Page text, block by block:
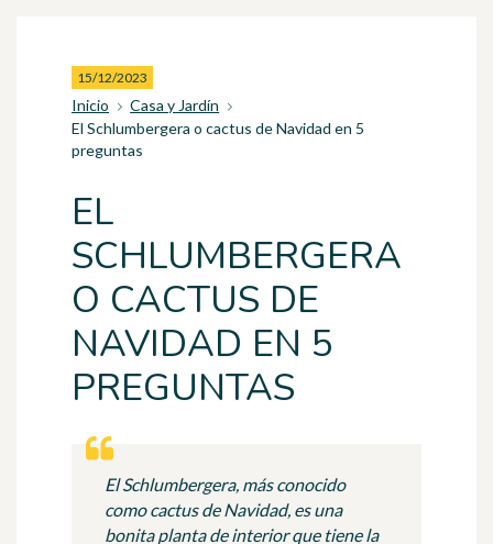
15/12/2023
Inicio
Casa y Jardín
El Schlumbergera o cactus de Navidad en 5
preguntas
EL
SCHLUMBERGERA
O CACTUS DE
NAVIDAD EN 5
PREGUNTAS
El Schlumbergera, más conocido
como cactus de Navidad, es una
bonita planta de interior que tiene la